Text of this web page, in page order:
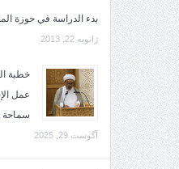
بدء الدراسة في حوزة
ژانویه 22, 2013
سماحة
آگوست 29, 2025